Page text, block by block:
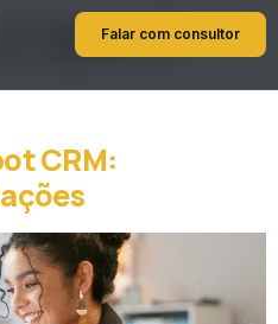
Falar com consultor
o que é
CRM: